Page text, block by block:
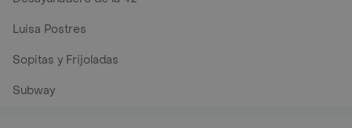
Luisa Postres
Sopitas y Frijoladas
Subway